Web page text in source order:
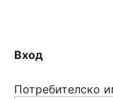
Вход
Потребителско